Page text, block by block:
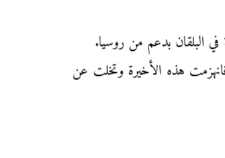
في البلقان بدعم من روسيا.
هذه الأخيرة وتخلت عن